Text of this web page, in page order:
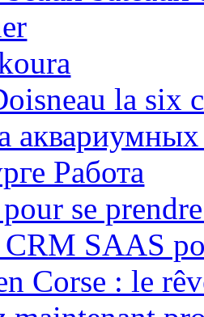
la six
аквариумных
Работа
se
SAAS
Corse : le